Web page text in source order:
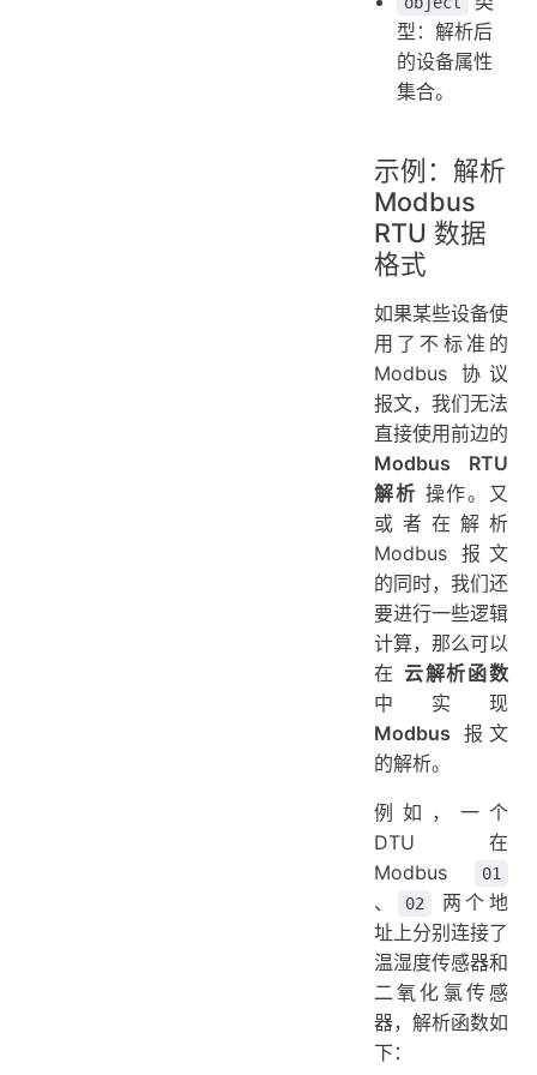
型：解析后
的设备属性
集合。
示例：解析
Modbus
RTU 数据
格式
如果某些设备使
用了不标准的
Modbus 协议
报文，我们无法
直接使用前边的
Modbus RTU
解析 操作。又
或者在解析
Modbus 报文
的同时，我们还
要进行一些逻辑
计算，那么可以
在 云解析函数
中实现
Modbus 报文
的解析。
例如，一个
DTU 在
Modbus
01
、 02
两个地
址上分别连接了
温湿度传感器和
二氧化氯传感
器，解析函数如
下：